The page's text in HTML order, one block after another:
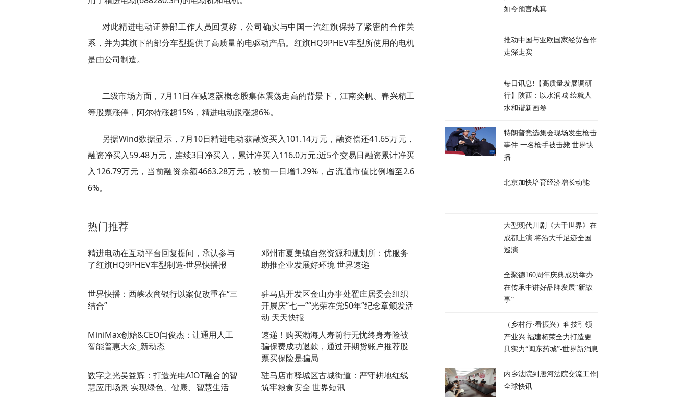
对此精进电动证券部工作人员回复称，公司确实与中国一汽红旗保持了紧密的合作关
系，并为其旗下的部分车型提供了高质量的电驱动产品。红旗HQ9PHEV车型所使用的电机
是由公司制造。
二级市场方面，7月11日在减速器概念股集体震荡走高的背景下，江南奕帆、春兴精工
等股票涨停，阿尔特涨超15%，精进电动跟涨超6%。
另据Wind数据显示，7月10日精进电动获融资买入101.14万元，融资偿还41.65万元，
融资净买入59.48万元，连续3日净买入，累计净买入116.0万元;近5个交易日融资累计净买
入126.79万元，当前融资余额4663.28万元，较前一日增1.29%，占流通市值比例增至2.6
6%。
热门推荐
精进电动在互动平台回复提问，承认参与
了红旗HQ9PHEV车型制造-世界快播报
邓州市夏集镇自然资源和规划所：优服务
助推企业发展好环境 世界速递
世界快播：西峡农商银行以案促改重在“三
结合”
驻马店开发区金山办事处翟庄居委会组织
开展庆“七一”“光荣在党50年”纪念章颁发活
动 天天快报
MiniMax创始&CEO闫俊杰：让通用人工
智能普惠大众_新动态
速递！购买渤海人寿前行无忧终身寿险被
骗保费成功退款，通过开期货账户推荐股
票买保险是骗局
数字之光吴益辉：打造光电AIOT融合的智
慧应用场景 实现绿色、健康、智慧生活
驻马店市驿城区古城街道：严守耕地红线
筑牢粮食安全 世界短讯
如今预言成真
推动中国与亚欧国家经贸合作
走深走实
每日讯息!【高质量发展调研
行】陕西：以水润城 绘就人
水和谐新画卷
特朗普竞选集会现场发生枪击
事件 一名枪手被击毙|世界快
播
北京加快培育经济增长动能
大型现代川剧《大千世界》在
成都上演 将沿大千足迹全国
巡演
全聚德160周年庆典成功举办
在传承中讲好品牌发展“新故
事”
（乡村行·看振兴）科技引领
产业兴 福建柘荣全力打造更
具实力“闽东药城”-世界新消息
内乡法院到唐河法院交流工作|
全球快讯